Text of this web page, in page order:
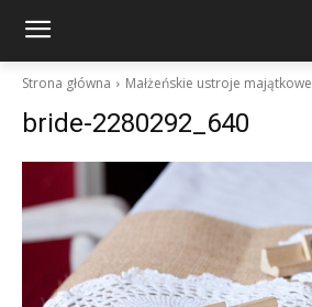
Strona główna Małżeńskie ustroje majątkowe
bride-2280292_640